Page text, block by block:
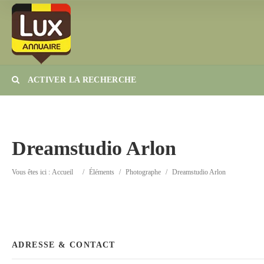
ACTIVER LA RECHERCHE
Catégorie
Dreamstudio Arlon
Vous êtes ici : Accueil / Éléments / Photographe / Dreamstudio Arlon
ADRESSE & CONTACT